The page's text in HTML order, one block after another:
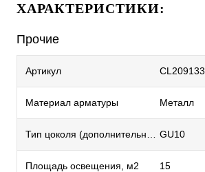
ХАРАКТЕРИСТИКИ:
Прочие
Артикул CL209133
Материал арматуры Металл
GU10
Площадь освещения, м2 15